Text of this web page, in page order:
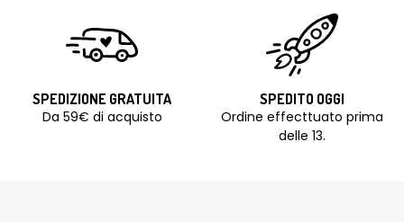
SPEDIZIONE GRATUITA
Da 59€ di acquisto
SPEDITO OGGI
Ordine effecttuato prima
delle 13.